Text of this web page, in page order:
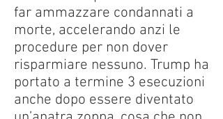
far ammazzare condannati a
morte, accelerando anzi le
procedure per non dover
risparmiare nessuno. Trump ha
portato a termine 3 esecuzioni
anche dopo essere diventato